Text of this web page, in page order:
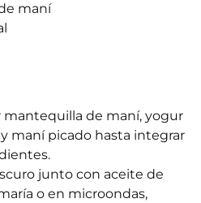
maní
mantequilla de maní, yogur
maní picado hasta integrar
junto con aceite de
o en microondas,